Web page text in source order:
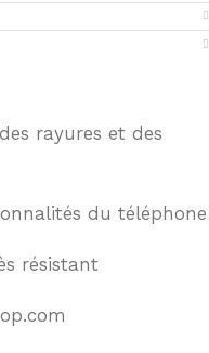
rayures et des
du téléphone
résistant